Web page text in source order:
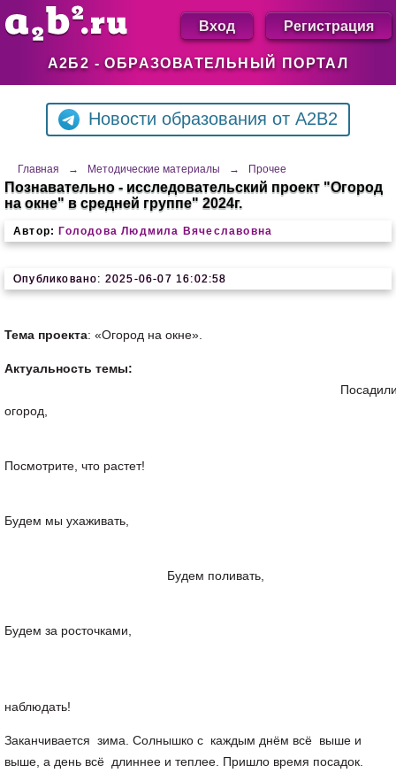
А2Б2 - ОБРАЗОВАТЕЛЬНЫЙ ПОРТАЛ
Вход Регистрация
Новости образования от A2B2
Главная → Методические материалы → Прочее
Познавательно - исследовательский проект "Огород
на окне" в средней группе" 2024г.
Автор: Голодова Людмила Вячеславовна
Опубликовано: 2025-06-07 16:02:58
Тема проекта: «Огород на окне».
Актуальность темы:
огород,
Посмотрите, что растет!
Будем мы ухаживать,
Будем поливать,
Будем за росточками,
наблюдать!
Заканчивается зима. Солнышко с каждым днём всё выше и
выше, а день всё длиннее и теплее. Пришло время посадок.